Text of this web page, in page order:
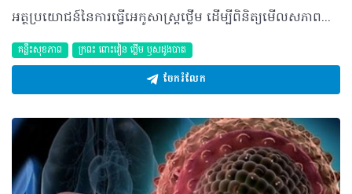
អត្ថប្រយោជន៍នៃការធ្វើអេកូសាស្រ្តថ្លើម ដើម្បីពិនិត្យមើលសភាពសាច់ថ្លើមសំរាប់អ្នកជម្ងឺដែលមានជម្ងឺរលាកថ្លើមរ៉ាំរ៉ៃ ! យើងទាំងអស់គ្នាសុទ្ធតែបានដឹងហើយថា ជំងឺរលាកថ្លើម គឺជាជំងឺដ៏កាចសាហាវមួយ ដែលតែងធ្វើឲ្យមានការប៉ះពាល់ដល់សុខភាព និង អាយុជីវិតយើងបាន ប្រសិនបើយើងមានការធ្វេសប្រហែសមិនបានធ្វើការព្យាបាល និង តាមដានអំពីការវិវឌ្ឍនៃជំងឺក៏ដូចជាសភាពរបស់សាច់ថ្លើម ហើយជួនកាលវាអាចមានការវិវឌ្ឍលឿនរហូតដល់ដំណាក់កាលចុងក្រោយ (មហារីកថ្លើមនៅលើថ្លើមក្រិន) ដោយស្ទើរតែមិនមានផ្តល់ជារោគសញ្ញា ឫ មានការធ្វើទុក្ខដល់អ្នកជំងឺឲ្យបានដឹងជាមុននោះឡើយ ៕ ការពិនិត្យ និង វិភាគសាច់ថ្លើម បើទៅតាមបច្ចេកទេសវេជ្ជសាស្ត្រ គឺយើងអាចធ្វើបានតាមច្រើនវិធី ឧទាហរណ៍ដូចជា ការពិនិត្យឈាម (blood test) ការធ្វើអេកូសាស្រ្តពោះ (abdominal ultrasound) ការស្គេនពិនិត្យមើលភាពរឹងរបស់សាច់ថ្លើម (liver fibroscann) និង ការធ្វើស៊ីធីស្គែនពោះ (abdominal CT.scann) ។ល។ ក៏ប៉ុន្តែសម្រាប់រាល់ការពិនិត្យមួយនេះគឺវាមានសារប្រយោជន៍ គោលបំណង និង ភាពច្បាស់លាស់ខុសៗគ្នារាងៗខ្លួនទៅតាមបច្ចេកទេសវេជ្ជសាស្ត្រ និង តម្រូវការចាំបាច់របស់ក្រុមវេជ្ជបណ្ឌិត ។ នៅពេលនេះយើងខ្ញុំក៏សូមលើកយកវិធីសាស្រ្តមួយងាយស្រួលក្នុងការតាមដាន និង ចំនាយថវិកាតិចតួច ដោយគ្មានភាពឈឺចាប់ ឫ លំបាក និង អាចទទួលបានលទ្ធផលភ្លាមៗមកអធិប្បាយជូនពុកម៉ែ បងប្អូន អ៊ំពូ មីងស្វែងយល់ទាំងអស់គ្នា ។ *** ការធ្វើអេកូសាស្រ្តពោះ នៅក្នុងជំងឺថ្លើមទាំងប្រភេទ B និង ប្រភេទC អាចអោយយើងដឹងពី៖ 1. ការរលាក និង សភាពរឹងរបស់ថ្លើម 2. ការវិវឌ្ឍរបស់សាច់ថ្លើម រលាក គ្រើម រឹង និង ក្រិន.... 3. ដឹងពីរចនាសម្ព័ន្ធសរសៃឈាមវ៉ែន នៅក្នុងថ្លើម 4. អាចដឹងពីផលវិបាក និង ការវិវឌ្ឍរបស់ជំងឺថ្លើមដូចជា ទាចទឹក (Ascitis) រីក ឬធ្លាក់អណ្ដើក (splenomegalia) និង ការរីកធំ ឬ ស្ទះសរសៃឈាមធំនៅជិតថ្លើម (Portal vein) 5. អាចធ្វើការតាមដាន និង ពិនិត្យរកមើលដុំសាច់មហារីក (Liver cancer CHC...) ។ ដូចនេះ ការធ្វើអេកូពោះក្នុងជំងឺថ្លើមរ៉ាំរ៉ៃ វាអាចជួយឲ្យយើងដឹងពីអាការៈ ក៏ដូចជាការវិវឌ្ឍ មុន និង ក្រោយព្យាបាល ការតាមដានហើយ គឺពិតជាមានភាពងាយស្រួលបំផុតក្នុងការធ្វើជូន ៕ យ៉ាងណាមិញ គ្រប់ជំងឺទាំងអស់បើយើងធ្វើការតាមដានជាទៀងទាត់ និង ទទួលបានការព្យាបាលយ៉ាងត្រឹមត្រូវជាមួយគ្រូពេទ្យឯកទេសដែលមានជំនាញច្បាស់លាស់ នោះយើងអាចកាត់បន្ថយគ្រោះថ្នាក់ដែលប៉ះដល់អាយុជីវិតបានជាង 50%៕ *** មន្ទីរសំរាកព្យាបាលអេគីប ឯកទេសថ្លើម ក្រពះ ពោះវៀន និង ឫសដូងបាត យើងខ្ញុំក៍មានក្រុមគ្រូពេទ្យជំនាញខាងផ្នែក អេកូសាស្រ្តដែលអាចជួយវិភាគ និង ធ្វើរោគវិនិច្ឆ័យជូនអ៊ំពូ យាយតា ពុកម៉ែ បងប្អូនបានយ៉ាងច្បាស់លាស់ ៕ អាស័យដ្ធាន ៖ ផ្ទះលេខ 94 D&E ផ្លូវលេខ 70 សង្កាត់ ស្រះចក ខ័ណ្ឌ ដូនពេញ រាជធានី ភ្នំពេញ ៕ ទំនាក់ទំនងតាមរយៈទូរសព្ទលេខ៖ 017 / 070 / 066-553317 យើងខ្ញុំ និង រង់ចាំទទួលស្វាគមន៍ និង ព្យាបាលជូនពុកម៉ែបងប្អូនទាំងអស់គ្នាយ៉ាងរួសរាយរាក់ទាក់ និង ប្រសិទ្ធភាពខ្ពស់ផងដែរ…
គន្លឹះសុខភាព ក្រពះ​ ពោះវៀន​ ថ្លើម ឫសដូងបាត
ចែករំលែក